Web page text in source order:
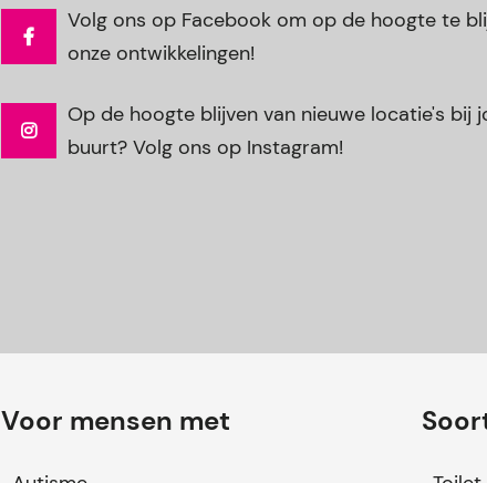
Volg ons op Facebook om op de hoogte te
onze ontwikkelingen!
Op de hoogte blijven van nieuwe locatie's bij
buurt? Volg ons op Instagram!
Voor mensen met